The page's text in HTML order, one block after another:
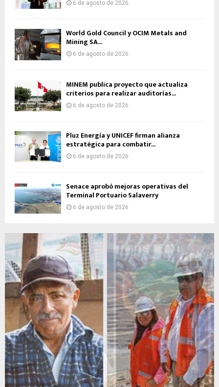
6 de agosto de 2026
World Gold Council y OCIM Metals and
Mining SA...
6 de agosto de 2026
MINEM publica proyecto que actualiza
criterios para realizar auditorías...
6 de agosto de 2026
Pluz Energía y UNICEF firman alianza
estratégica para combatir...
6 de agosto de 2026
Senace aprobó mejoras operativas del
Terminal Portuario Salaverry
6 de agosto de 2026